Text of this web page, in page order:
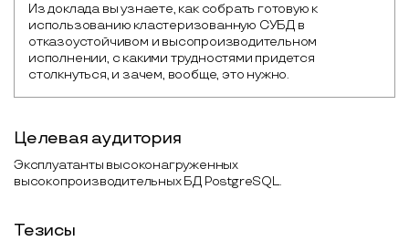
Из доклада вы узнаете, как собрать готовую к
использованию кластеризованную СУБД в
отказоустойчивом и высопроизводительном
исполнении, с какими трудностями придется
столкнуться, и зачем, вообще, это нужно.
Целевая аудитория
Эксплуатанты высоконагруженных
высокопроизводительных БД PostgreSQL.
Тезисы